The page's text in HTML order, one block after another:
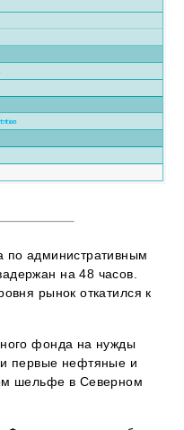
по административным
на 48 часов.
рынок откатился к
фонда на нужды
первые нефтяные и
шельфе в Северном